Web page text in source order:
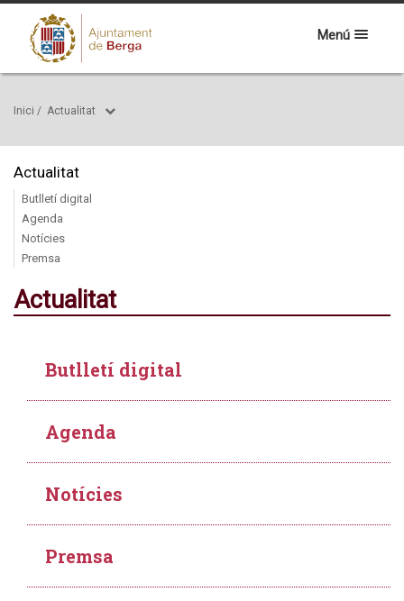
Menú
Inici / Actualitat
Actualitat
Butlletí digital
Agenda
Notícies
Premsa
Actualitat
Butlletí digital
Agenda
Notícies
Premsa